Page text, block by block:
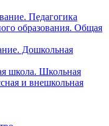
Педагогика
образования. Общая
Дошкольная
школа. Школьная
и внешкольная